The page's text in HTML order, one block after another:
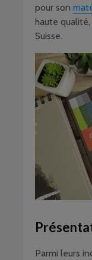
pour son
haute
Suisse.
Parmi leurs